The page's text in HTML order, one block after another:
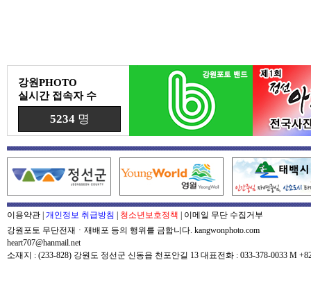
강원PHOTO
실시간 접속자 수
5234 명
이용약관 개인정보 취급방침 청소년보호정책
이메일 무단 수집거부
강원포토 무단전재ㆍ재배포 등의 행위를 금합니다. kangwonphoto.com
heart707@hanmail.net
소재지 : (233-828) 강원도 정선군 신동읍 천포안길 13 대표전화 : 033-378-0033 M